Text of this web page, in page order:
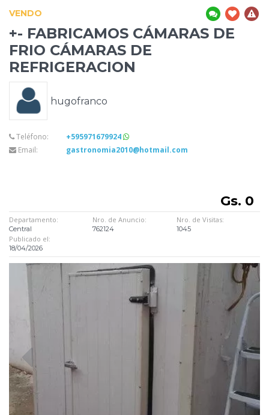
VENDO
+- FABRICAMOS CÁMARAS DE
FRIO CÁMARAS DE
REFRIGERACION
hugofranco
Teléfono:
+595971679924
Email:
gastronomia2010@hotmail.com
Gs. 0
Departamento:
Central
Nro. de Anuncio:
762124
Nro. de Visitas:
1045
Publicado el:
18/04/2026